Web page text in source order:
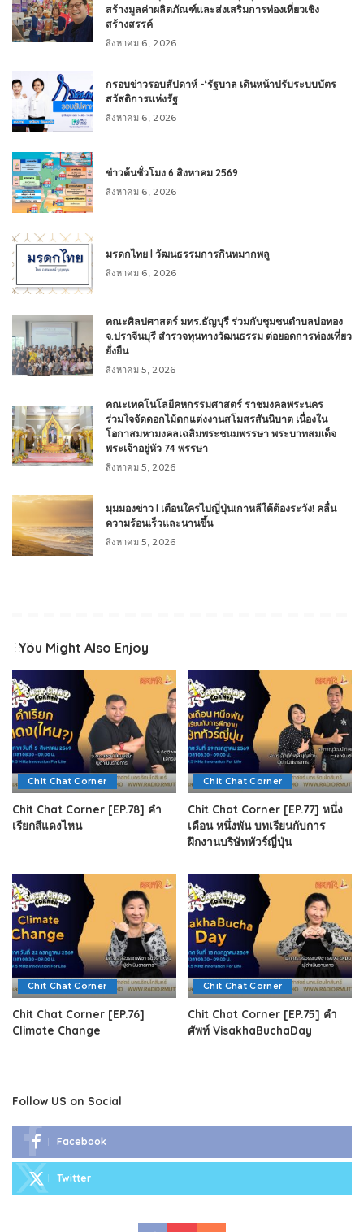
สร้างมูลค่าผลิตภัณฑ์และส่งเสริมการท่องเที่ยวเชิง
สร้างสรรค์
สิงหาคม 6, 2026
กรอบข่าวรอบสัปดาห์ -‘รัฐบาล เดินหน้าปรับระบบบัตร
สวัสดิการแห่งรัฐ
สิงหาคม 6, 2026
ข่าวต้นชั่วโมง 6 สิงหาคม 2569
สิงหาคม 6, 2026
มรดกไทย l วัฒนธรรมการกินหมากพลู
สิงหาคม 6, 2026
คณะศิลปศาสตร์ มทร.ธัญบุรี ร่วมกับชุมชนตำบลบ่อทอง
จ.ปราจีนบุรี สำรวจทุนทางวัฒนธรรม ต่อยอดการท่องเที่ยว
ยั่งยืน
สิงหาคม 5, 2026
คณะเทคโนโลยีคหกรรมศาสตร์ ราชมงคลพระนคร
ร่วมใจจัดดอกไม้ตกแต่งงานสโมสรสันนิบาต เนื่องใน
โอกาสมหามงคลเฉลิมพระชนมพรรษา พระบาทสมเด็จ
พระเจ้าอยู่หัว 74 พรรษา
สิงหาคม 5, 2026
มุมมองข่าว l เตือนใครไปญี่ปุ่นเกาหลีใต้ต้องระวัง! คลื่น
ความร้อนเร็วและนานขึ้น
สิงหาคม 5, 2026
You Might Also Enjoy
Chit Chat Corner
Chit Chat Corner [EP.78] คำ
เรียกสีแดงไหน
Chit Chat Corner
Chit Chat Corner [EP.77] หนึ่ง
เดือน หนึ่งพัน บทเรียนกับการ
ฝึกงานบริษัททัวร์ญี่ปุ่น
Chit Chat Corner
Chit Chat Corner [EP.76]
Climate Change
Chit Chat Corner
Chit Chat Corner [EP.75] คำ
ศัพท์ VisakhaBuchaDay
Follow US on Social
Facebook
Twitter